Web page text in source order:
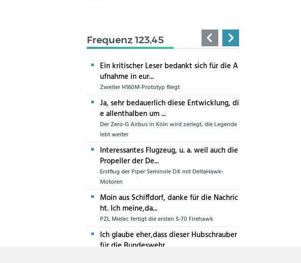
Frequenz 123,45
Ein kritischer Leser bedankt sich für die A
ufnahme in eur...
Zweiter H160M-Prototyp fliegt
Ja, sehr bedauerlich diese Entwicklung, di
e allenthalben um ...
Der Zero-G Airbus in Köln wird zerlegt, die Legende
lebt weiter
Interessantes Flugzeug, u. a. weil auch die
Propeller der De...
Erstflug der Piper Seminole DX mit DeltaHawk-
Motoren
Moin aus Schiffdorf, danke für die Nachric
ht. Ich meine,da...
PZL Mielec fertigt die ersten S-70 Firehawk
Ich glaube eher,dass dieser Hubschrauber
für die Bundeswehr...